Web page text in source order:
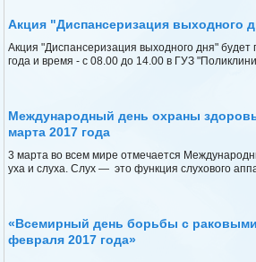
Акция "Диспансеризация выходного
Акция "Диспансеризация выходного дня" будет
года и время - с 08.00 до 14.00 в ГУЗ
Международный день охраны
марта 2017 года
3 марта во всем мире отмечается
уха и слуха. Слух — это функция слухового
«Всемирный день борьбы с
февраля 2017 года»